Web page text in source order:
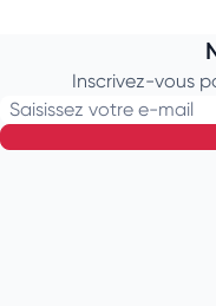
Inscrivez-vous
Saisissez votre e-mail